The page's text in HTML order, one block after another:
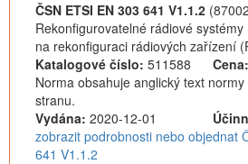
ČSN ETSI EN 303 641 V1.1.2
Rekonfigurovatelné rádiové
na rekonfiguraci rádiových zařízení
Katalogové číslo: 511588 Cena:
Norma obsahuje anglický text
stranu.
Vydána: 2020-12-01
zobrazit podrobnosti nebo objednat
641 V1.1.2